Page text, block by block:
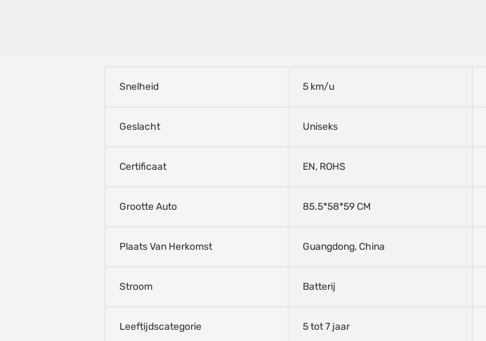
Snelheid 5 km/u
Geslacht Uniseks
Certificaat EN, ROHS
Grootte Auto 85.5*58*59 CM
Plaats Van Herkomst Guangdong, China
Stroom Batterij
Leeftijdscategorie 5 tot 7 jaar